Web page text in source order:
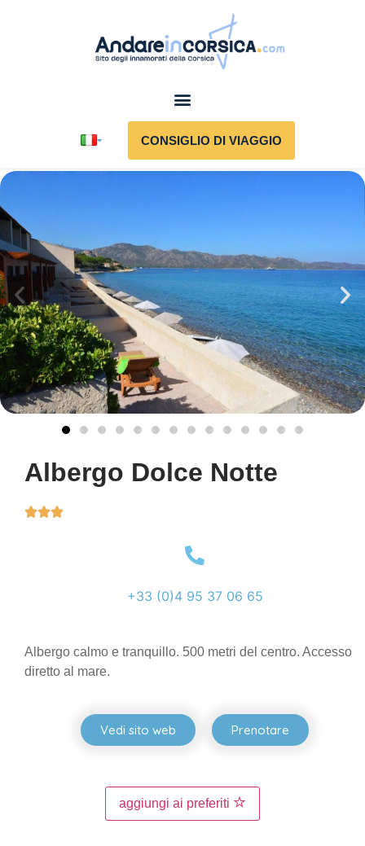
CONSIGLIO DI VIAGGIO
Albergo Dolce Notte

+33 (0)4 95 37 06 65
Albergo calmo e tranquillo. 500 metri del centro. Accesso
diretto al mare.
Vedi sito web Prenotare
aggiungi ai preferiti